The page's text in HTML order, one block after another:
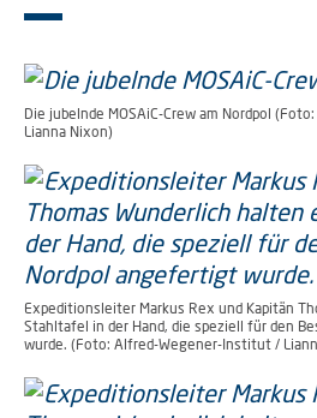
Die jubelnde MOSAiC-Crew am Nordpol
Lianna Nixon)
Expeditionsleiter Markus Rex und Kapitän
Stahltafel in der Hand, die speziell für den
wurde. (Foto: Alfred-Wegener-Institut /